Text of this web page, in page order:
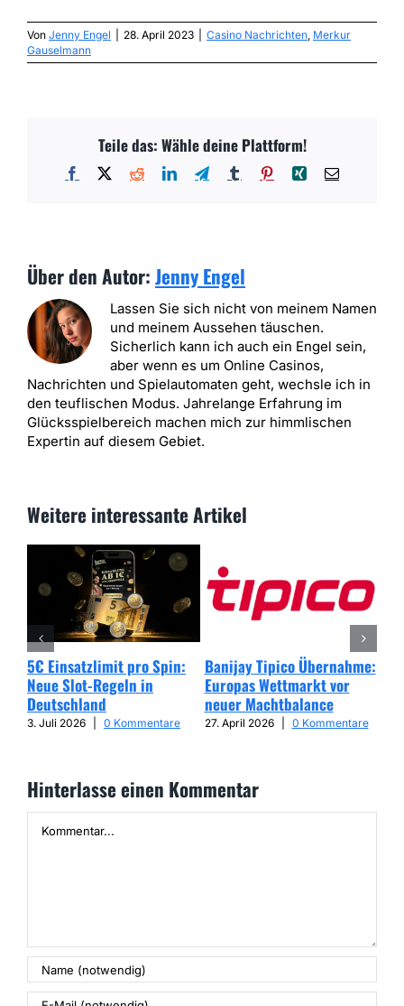
Von Jenny Engel 28. April 2023 Casino Nachrichten Merkur
Gauselmann
Teile das: Wähle deine Plattform!
Facebook RedditLinkedInTelegramTumblr PinterestXing E-
Über den Autor:Jenny Engel
Lassen Sie sich nicht von meinem Namen
und meinem Aussehen täuschen.
Sicherlich kann ich auch ein Engel sein,
aber wenn es um Online Casinos,
Nachrichten und Spielautomaten geht, wechsle ich in
den teuflischen Modus. Jahrelange Erfahrung im
Glücksspielbereich machen mich zur himmlischen
Expertin auf diesem Gebiet.
Weitere interessante Artikel
5€ Einsatzlimit pro Spin:
Neue Slot-Regeln in
Deutschland
3. Juli 2026 0 Kommentare
Banijay Tipico Übernahme:
Europas Wettmarkt vor
neuer Machtbalance
27. April 2026 0 Kommentare
Hinterlasse einen Kommentar